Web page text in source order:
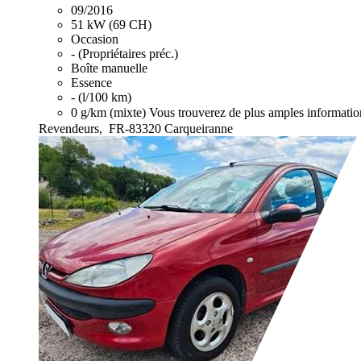
09/2016
51 kW (69 CH)
Occasion
- (Propriétaires préc.)
Boîte manuelle
Essence
- (l/100 km)
0 g/km (mixte) Vous trouverez de plus amples
Revendeurs, FR-83320 Carqueiranne